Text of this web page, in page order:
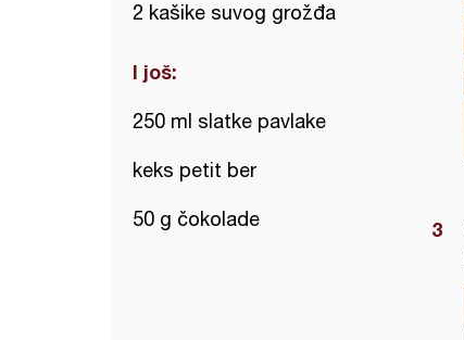
2 kašike suvog grožđa
I još:
250 ml slatke pavlake
keks petit ber
50 g čokolade